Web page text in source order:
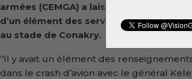
armées (CEMGA) a laissé entendre
d’un élément des services de
au stade de Conakry.
‘’Il y avait un élément des
dans le crash d’avion avec le général